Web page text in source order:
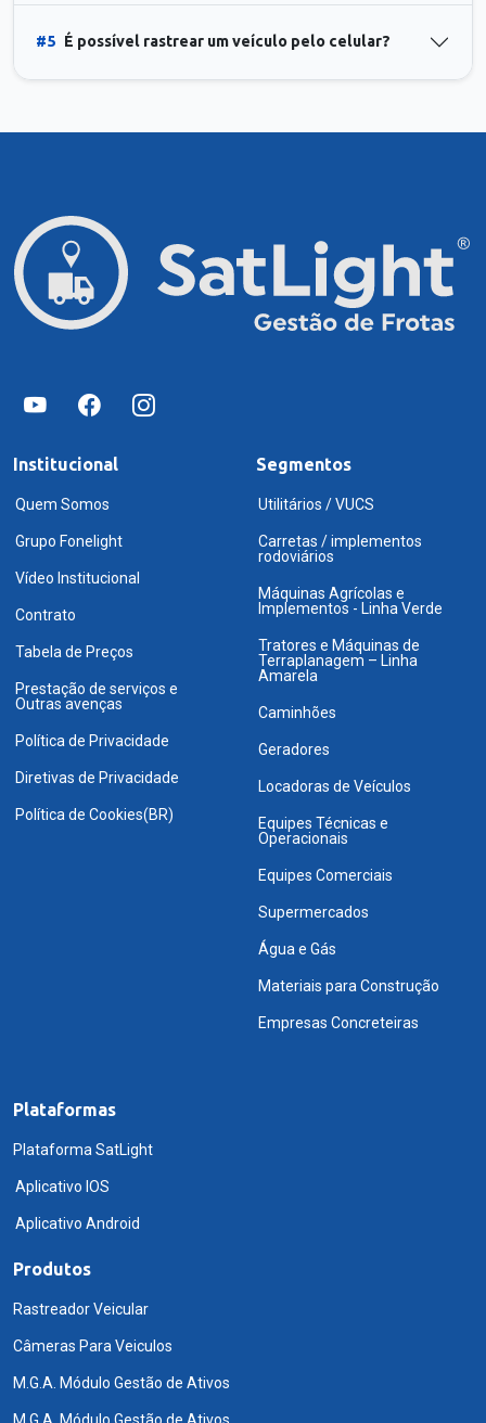
#5 É possível rastrear um veículo pelo celular?
Institucional
Quem Somos
Grupo Fonelight
Vídeo Institucional
Contrato
Tabela de Preços
Prestação de serviços e
Outras avenças
Política de Privacidade
Diretivas de Privacidade
Política de Cookies(BR)
Segmentos
Utilitários / VUCS
Carretas / implementos
rodoviários
Máquinas Agrícolas e
Implementos - Linha Verde
Tratores e Máquinas de
Terraplanagem – Linha
Amarela
Caminhões
Geradores
Locadoras de Veículos
Equipes Técnicas e
Operacionais
Equipes Comerciais
Supermercados
Água e Gás
Materiais para Construção
Empresas Concreteiras
Plataformas
Plataforma SatLight
Aplicativo IOS
Aplicativo Android
Produtos
Rastreador Veicular
Câmeras Para Veiculos
M.G.A. Módulo Gestão de Ativos